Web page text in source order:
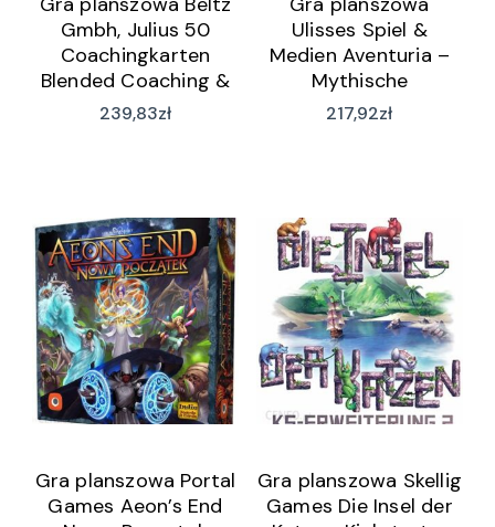
Gmbh, Julius 50
Coachingkarten
Blended Coaching &
Counseling (wersja
239,83zł
Ulisses Spiel &
Medien Aventuria –
Mythische
Geschichten Box
217,92zł
Gra planszowa Portal
Games Aeon’s End
Gra planszowa Skellig
Games Die Insel der